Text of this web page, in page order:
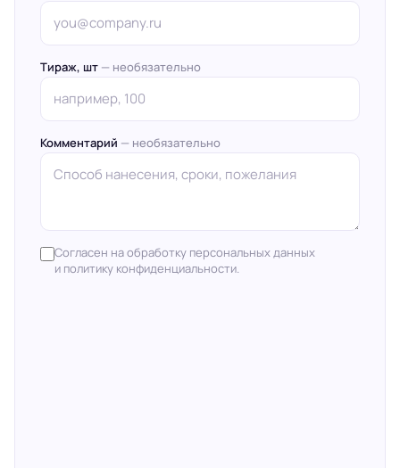
Тираж, шт — необязательно
Комментарий — необязательно
Согласен на обработку персональных данных
и политику конфиденциальности.